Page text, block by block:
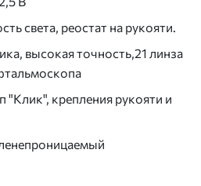
света, реостат на рукояти.
высокая точность,21 линза
"Клик", крепления рукояти и